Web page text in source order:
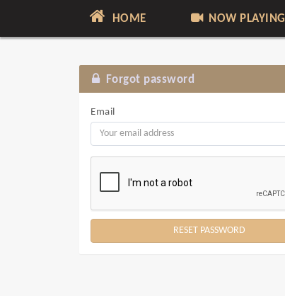
HOME NOW PLAYING
Forgot password
Email